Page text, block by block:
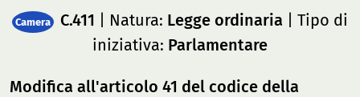
Camera C.411 | Natura: Legge ordinaria | Tipo di
iniziativa: Parlamentare
Modifica all'articolo 41 del codice della